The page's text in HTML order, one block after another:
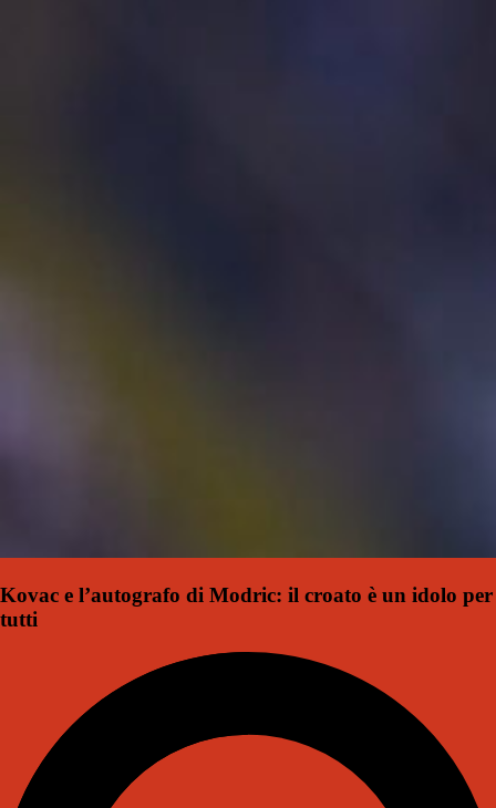
Kovac e l’autografo di Modric: il croato è un idolo per
tutti